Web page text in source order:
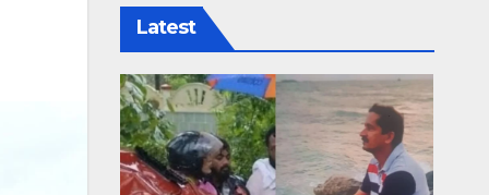
Latest